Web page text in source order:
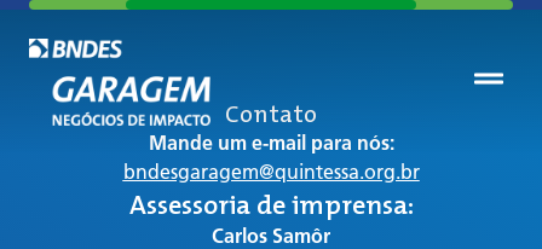
Contato
Mande um e-mail para nós:
bndesgaragem@quintessa.org.br
Assessoria de imprensa:
Carlos Samôr